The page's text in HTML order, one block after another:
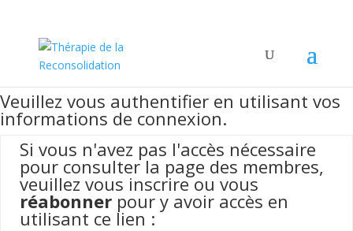
Veuillez vous authentifier en utilisant vos
informations de connexion.
Si vous n'avez pas l'accès nécessaire
pour consulter la page des membres,
veuillez vous inscrire ou vous
réabonner pour y avoir accès en
utilisant ce lien :